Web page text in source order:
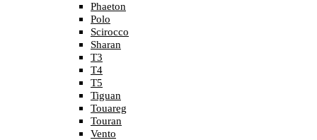
Phaeton
Polo
Scirocco
Sharan
T3
T4
T5
Tiguan
Touareg
Touran
Vento